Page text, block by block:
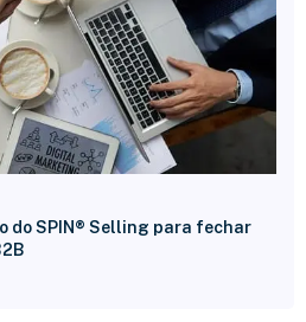
do SPIN® Selling para fechar